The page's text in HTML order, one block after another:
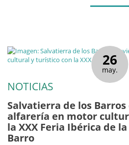
26
may.
NOTICIAS
Salvatierra de los
alfarería en motor
la XXX Feria Ibérica de
Barro